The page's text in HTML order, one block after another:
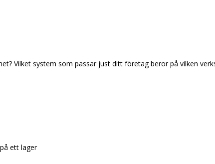
Vilket system som passar just ditt företag beror på vilken